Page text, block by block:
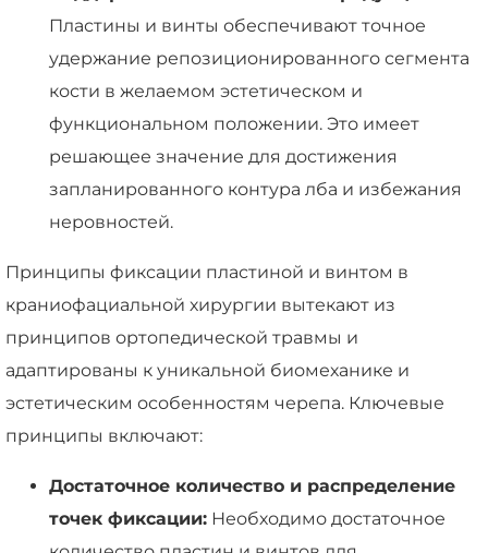
Пластины и винты обеспечивают точное
удержание репозиционированного сегмента
кости в желаемом эстетическом и
функциональном положении. Это имеет
решающее значение для достижения
запланированного контура лба и избежания
неровностей.
Принципы фиксации пластиной и винтом в
краниофациальной хирургии вытекают из
принципов ортопедической травмы и
адаптированы к уникальной биомеханике и
эстетическим особенностям черепа. Ключевые
принципы включают:
Достаточное количество и распределение
точек фиксации: Необходимо достаточное